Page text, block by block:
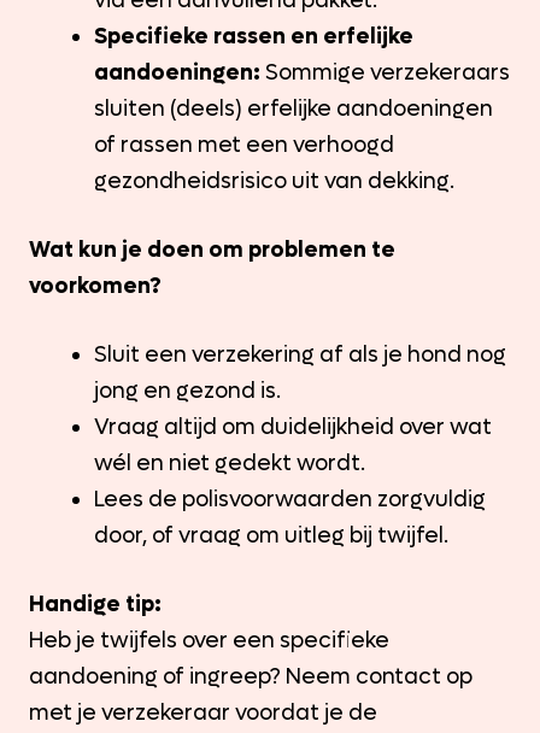
Specifieke rassen en erfelijke
aandoeningen: Sommige verzekeraars
sluiten (deels) erfelijke aandoeningen
of rassen met een verhoogd
gezondheidsrisico uit van dekking.
Wat kun je doen om problemen te
voorkomen?
Sluit een verzekering af als je hond nog
jong en gezond is.
Vraag altijd om duidelijkheid over wat
wél en niet gedekt wordt.
Lees de polisvoorwaarden zorgvuldig
door, of vraag om uitleg bij twijfel.
Handige tip:
Heb je twijfels over een specifieke
aandoening of ingreep? Neem contact op
met je verzekeraar voordat je de